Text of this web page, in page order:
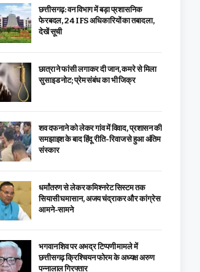
छत्तीसगढ़: वन विभाग में बड़ा प्रशासनिक
फेरबदल, 24 IFS अधिकारियों का तबादला,
देखें सूची
छात्रा ने फांसी लगाकर दी जान, कमरे से मिला
सुसाइड नोट; प्रेम संबंध का भी जिक्र
शव दफनाने को लेकर गांव में विवाद, प्रशासन की
समझाइश के बाद हिंदू रीति-रिवाज से हुआ अंतिम
संस्कार
धर्मांतरण से लेकर कमिश्नरेट सिस्टम तक
सियासी घमासान, अजय चंद्राकर और कांग्रेस
आमने-सामने
भगवान शिव पर अभद्र टिप्पणी मामले में
छत्तीसगढ़ क्रिश्चियन फोरम के अध्यक्ष अरुण
पन्नालाल गिरफ्तार